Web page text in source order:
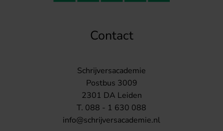
Contact
Schrijversacademie
Postbus 3009
2301 DA Leiden
T. 088 - 1 630 088
info@schrijversacademie.nl